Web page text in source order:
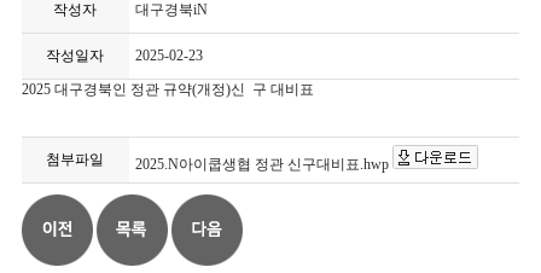
작성자 대구경북iN
작성일자
2025-02-23
2025 대구경북인 정관 규약(개정)신 구 대비표
첨부파일 2025.N아이쿱생협 정관 신구대비표.hwp